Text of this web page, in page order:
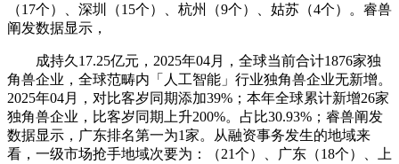
（17个）、深圳（15个）、杭州（9个）、姑苏（4个）。睿兽
阐发数据显示，
成持久17.25亿元，2025年04月，全球当前合计1876家独
角兽企业，全球范畴内「人工智能」行业独角兽企业无新增。
2025年04月，对比客岁同期添加39%；本年全球累计新增26家
独角兽企业，比客岁同期上升200%。占比30.93%；睿兽阐发
数据显示，广东排名第一为1家。从融资事务发生的地域来
看，一级市场抢手地域次要为：（21个）、广东（18个）、上